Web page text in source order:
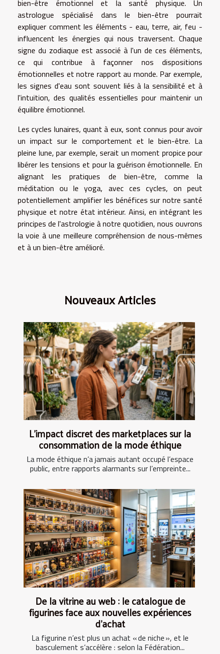
bien-être émotionnel et la santé physique. Un
astrologue spécialisé dans le bien-être pourrait
expliquer comment les éléments - eau, terre, air, feu -
influencent les énergies qui nous traversent. Chaque
signe du zodiaque est associé à l'un de ces éléments,
ce qui contribue à façonner nos dispositions
émotionnelles et notre rapport au monde. Par exemple,
les signes d'eau sont souvent liés à la sensibilité et à
l'intuition, des qualités essentielles pour maintenir un
équilibre émotionnel.
Les cycles lunaires, quant à eux, sont connus pour avoir
un impact sur le comportement et le bien-être. La
pleine lune, par exemple, serait un moment propice pour
libérer les tensions et pour la guérison émotionnelle. En
alignant les pratiques de bien-être, comme la
méditation ou le yoga, avec ces cycles, on peut
potentiellement amplifier les bénéfices sur notre santé
physique et notre état intérieur. Ainsi, en intégrant les
principes de l'astrologie à notre quotidien, nous ouvrons
la voie à une meilleure compréhension de nous-mêmes
et à un bien-être amélioré.
Nouveaux Articles
L’impact discret des marketplaces sur la
consommation de la mode éthique
La mode éthique n’a jamais autant occupé l’espace
public, entre rapports alarmants sur l’empreinte...
De la vitrine au web : le catalogue de
figurines face aux nouvelles expériences
d’achat
La figurine n’est plus un achat « de niche », et le
basculement s’accélère : selon la Fédération...